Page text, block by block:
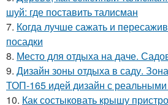
шуй: где поставить талисман
7. Когда лучше сажать и
посадки
8. Место для отдыха на даче.
9. Дизайн зоны отдыха в саду.
ТОП-165 идей дизайн с
10. Как состыковать крышу